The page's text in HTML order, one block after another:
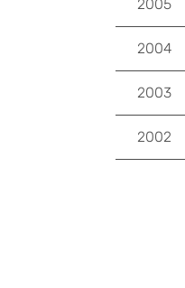
2005
2004
2003
2002